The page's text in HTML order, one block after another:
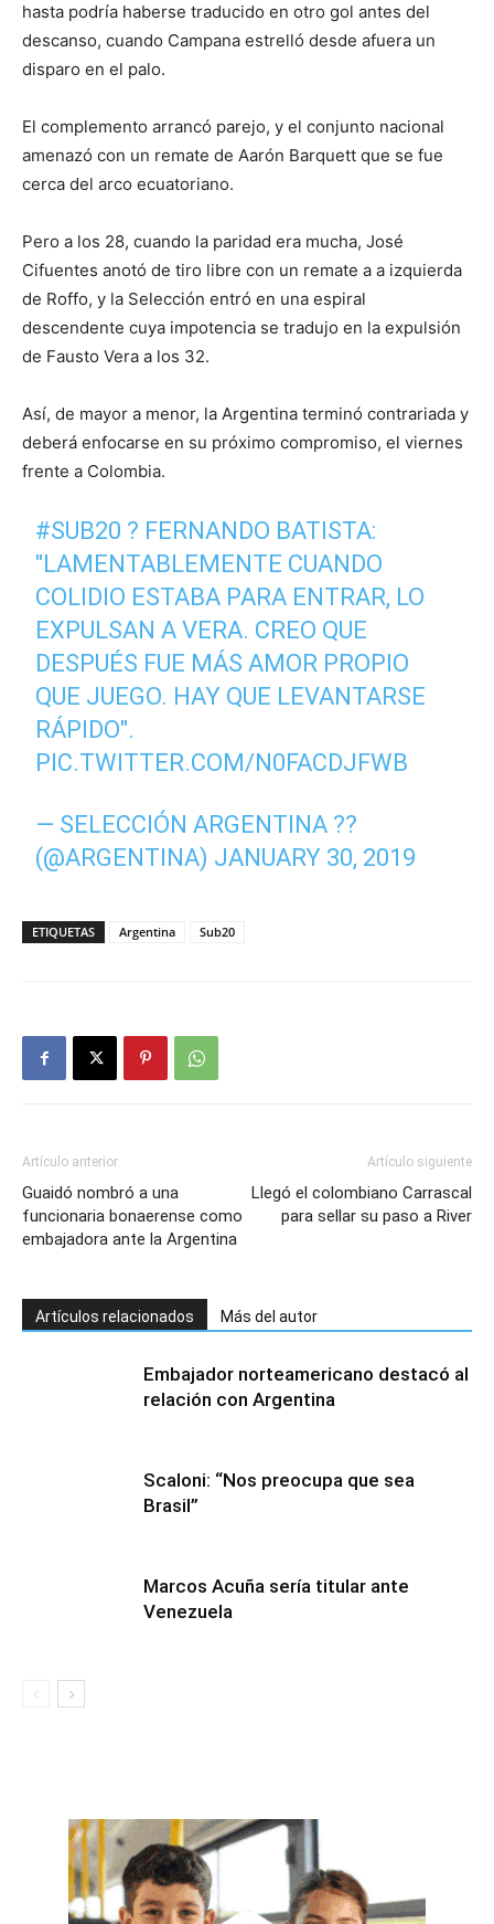
hasta podría haberse traducido en otro gol antes del
descanso, cuando Campana estrelló desde afuera un
disparo en el palo.
El complemento arrancó parejo, y el conjunto nacional
amenazó con un remate de Aarón Barquett que se fue
cerca del arco ecuatoriano.
Pero a los 28, cuando la paridad era mucha, José
Cifuentes anotó de tiro libre con un remate a a izquierda
de Roffo, y la Selección entró en una espiral
descendente cuya impotencia se tradujo en la expulsión
de Fausto Vera a los 32.
Así, de mayor a menor, la Argentina terminó contrariada y
deberá enfocarse en su próximo compromiso, el viernes
frente a Colombia.
#SUB20 ? FERNANDO BATISTA:
"LAMENTABLEMENTE CUANDO
COLIDIO ESTABA PARA ENTRAR, LO
EXPULSAN A VERA. CREO QUE
DESPUÉS FUE MÁS AMOR PROPIO
QUE JUEGO. HAY QUE LEVANTARSE
RÁPIDO".
PIC.TWITTER.COM/N0FACDJFWB
— SELECCIÓN ARGENTINA ??
(@ARGENTINA) JANUARY 30, 2019
ETIQUETAS Argentina Sub20
Artículo anterior
Guaidó nombró a una
funcionaria bonaerense como
embajadora ante la Argentina
Artículo siguiente
Llegó el colombiano Carrascal
para sellar su paso a River
Artículos relacionados Más del autor
Embajador norteamericano destacó al
relación con Argentina
Scaloni: “Nos preocupa que sea
Brasil”
Marcos Acuña sería titular ante
Venezuela